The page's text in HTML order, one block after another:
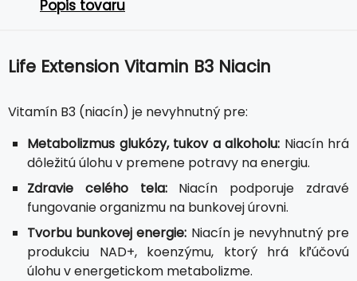
Popis tovaru
Life Extension Vitamin B3 Niacin
Vitamín B3 (niacín) je nevyhnutný pre:
Metabolizmus glukózy, tukov a alkoholu: Niacín hrá
dôležitú úlohu v premene potravy na energiu.
Zdravie celého tela:Niacín podporuje zdravé
fungovanie organizmu na bunkovej úrovni.
Tvorbu bunkovej energie: Niacín je nevyhnutný pre
produkciu NAD+, koenzýmu, ktorý hrá kľúčovú
úlohu v energetickom metabolizme.